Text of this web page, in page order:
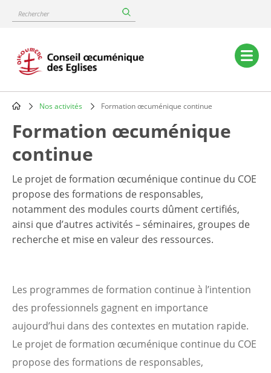
content
Rechercher
Main
navigation
Breadcrumb
Nos activités Formation œcuménique continue
Formation œcuménique
continue
Le projet de formation œcuménique continue du COE
propose des formations de responsables,
notamment des modules courts dûment certifiés,
ainsi que d’autres activités – séminaires, groupes de
recherche et mise en valeur des ressources.
Les programmes de formation continue à l’intention
des professionnels gagnent en importance
aujourd’hui dans des contextes en mutation rapide.
Le projet de formation œcuménique continue du COE
propose des formations de responsables,